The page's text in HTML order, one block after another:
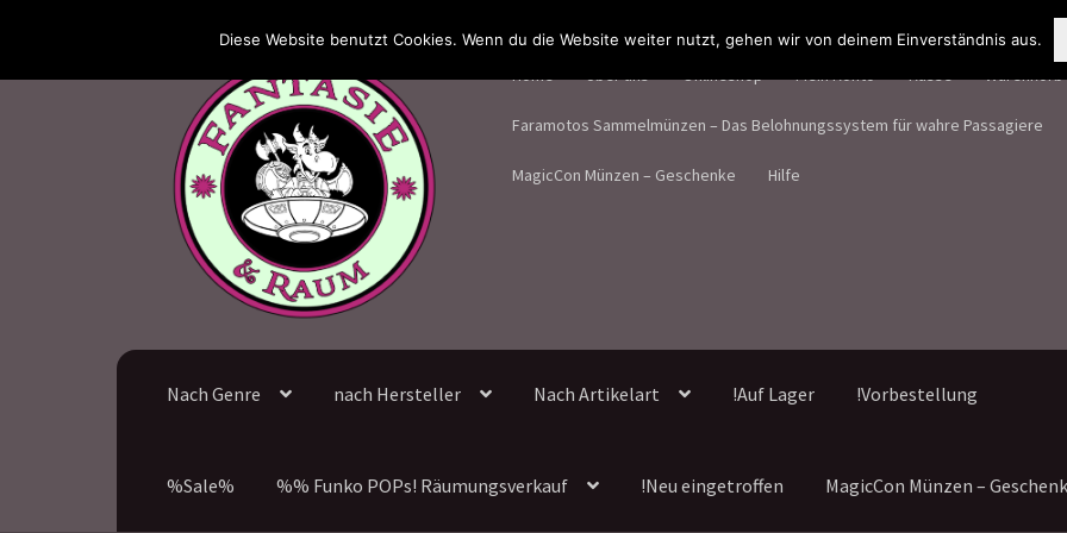
Navigation
springen
Inhalt
springen
Home Über uns Onlineshop Mein Konto Kasse Warenkorb
Faramotos Sammelmünzen – Das Belohnungssystem für wahre Passagiere
MagicCon Münzen – Geschenke Hilfe
Nach Genre nach Hersteller Nach Artikelart !Auf Lager !Vorbestellung
%Sale% %% Funko POPs! Räumungsverkauf !Neu eingetroffen MagicCon Münzen –
Diese Website benutzt Cookies. Wenn du die Website weiter nutzt, gehen wir von deinem Einverständnis aus.